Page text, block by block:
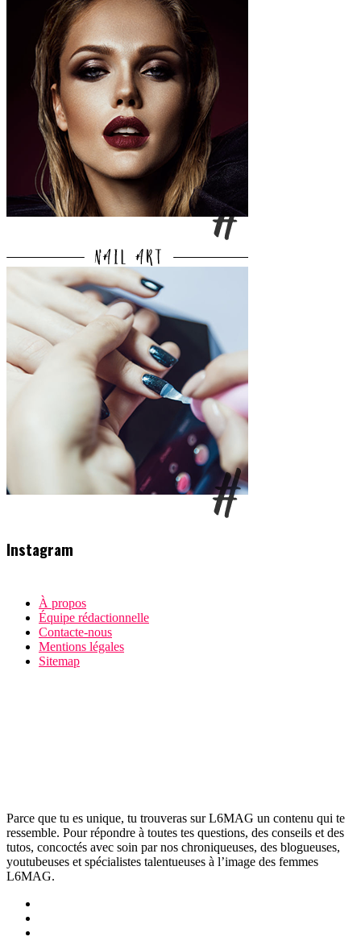
Instagram
À propos
Équipe rédactionnelle
Contacte-nous
Mentions légales
Sitemap
Parce que tu es unique, tu trouveras sur L6MAG un contenu qui te
ressemble. Pour répondre à toutes tes questions, des conseils et des
tutos, concoctés avec soin par nos chroniqueuses, des blogueuses,
youtubeuses et spécialistes talentueuses à l’image des femmes
L6MAG.